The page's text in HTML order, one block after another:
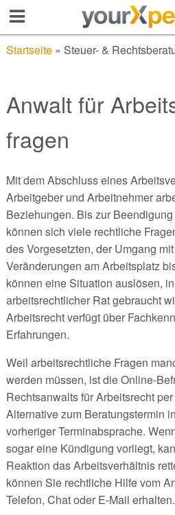
Startseite» Steuer- &
Anwalt für
fragen
Mit dem Abschluss eines
Arbeitgeber und Arbeitnehmer
Beziehungen. Bis zur
können sich viele rechtliche
des Vorgesetzten, der Umgang
Veränderungen am Arbeitsplatz
können eine Situation auslösen,
arbeitsrechtlicher Rat gebraucht
Arbeitsrecht verfügt über
Erfahrungen.
Weil arbeitsrechtliche Fragen
werden müssen, ist die Online-
Rechtsanwalts für Arbeitsrecht
Alternative zum Beratungstermin
vorheriger Terminabsprache.
sogar eine Kündigung vorliegt,
Reaktion das Arbeitsverhältnis
können Sie rechtliche Hilfe vom
Telefon, Chat oder E-Mail erhalten.